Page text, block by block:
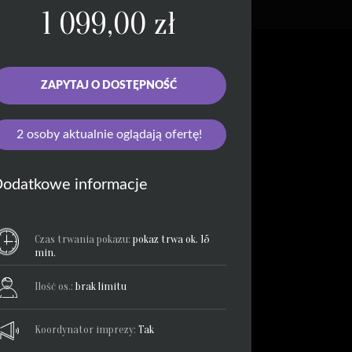
1 099,00 zł
ZAPYTAJ O DOSTĘPNOŚĆ
2 osoby aktualnie oglądają ofertę!
informacje
Czas trwania pokazu:pokaz trwa ok. 15
min.
Ilość os.:brak limitu
Koordynator imprezy:Tak